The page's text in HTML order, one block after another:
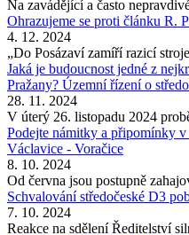
Na zavádějící a často
Ohrazujeme se proti článku R.
4. 12. 2024
„Do Posázaví zamíří razicí
Jaká je budoucnost jedné z
Pražany? Územní řízení o
28. 11. 2024
V úterý 26. listopadu 2024
Podejte námitky a připomínky
Václavice - Voračice
8. 10. 2024
Od června jsou postupně
Schvalování středočeské D3
7. 10. 2024
Reakce na sdělení Ředitelství